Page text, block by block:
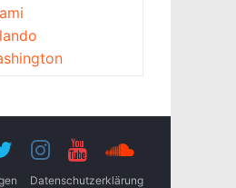
Datenschutzerklärung